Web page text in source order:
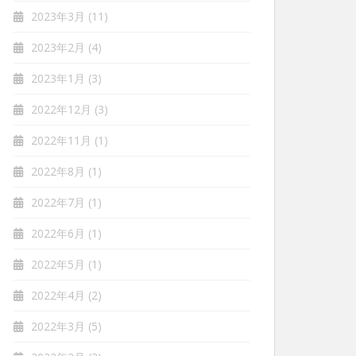
2023年3月 (11)
2023年2月 (4)
2023年1月 (3)
2022年12月 (3)
2022年11月 (1)
2022年8月 (1)
2022年7月 (1)
2022年6月 (1)
2022年5月 (1)
2022年4月 (2)
2022年3月 (5)